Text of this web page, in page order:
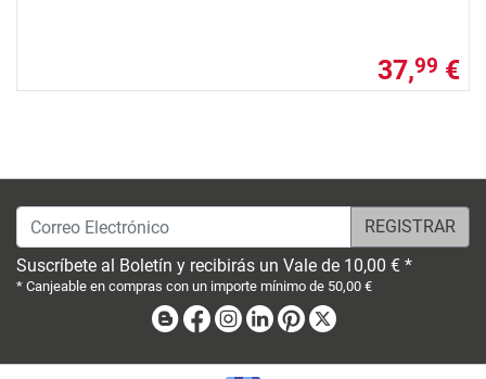
37,99 €
Correo Electrónico
Suscríbete al Boletín y recibirás un Vale de 10,00 € *
* Canjeable en compras con un importe mínimo de 50,00 €
BlogFacebook
Instagram
LinkedinPinterest